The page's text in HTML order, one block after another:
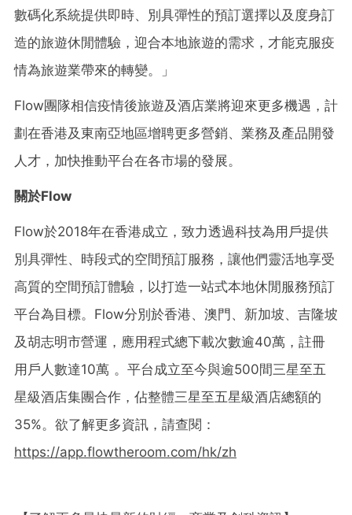
數碼化系統提供即時、別具彈性的預訂選擇以及度身訂
造的旅遊休閒體驗，迎合本地旅遊的需求，才能克服疫
情為旅遊業帶來的轉變。」
Flow團隊相信疫情後旅遊及酒店業將迎來更多機遇，計
劃在香港及東南亞地區增聘更多營銷、業務及產品開發
人才，加快推動平台在各市場的發展。
關於Flow
Flow於2018年在香港成立，致力透過科技為用戶提供
別具彈性、時段式的空間預訂服務，讓他們靈活地享受
高質的空間預訂體驗，以打造一站式本地休閒服務預訂
平台為目標。Flow分別於香港、澳門、新加坡、吉隆坡
及胡志明市營運，應用程式總下載次數逾40萬，註冊
用戶人數達10萬 。平台成立至今與逾500間三星至五
星級酒店集團合作，佔整體三星至五星級酒店總額的
35%。欲了解更多資訊，請查閱：
https://app.flowtheroom.com/hk/zh